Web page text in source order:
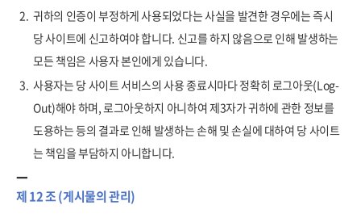
2. 귀하의 인증이 부정하게 사용되었다는 사실을 발견한 경우에는 즉시
당 사이트에 신고하여야 합니다. 신고를 하지 않음으로 인해 발생하는
모든 책임은 사용자 본인에게 있습니다.
3. 사용자는 당 사이트 서비스의 사용 종료시마다 정확히 로그아웃(Log-
Out)해야 하며, 로그아웃하지 아니하여 제3자가 귀하에 관한 정보를
도용하는 등의 결과로 인해 발생하는 손해 및 손실에 대하여 당 사이트
는 책임을 부담하지 아니합니다.
제 12 조 (게시물의 관리)